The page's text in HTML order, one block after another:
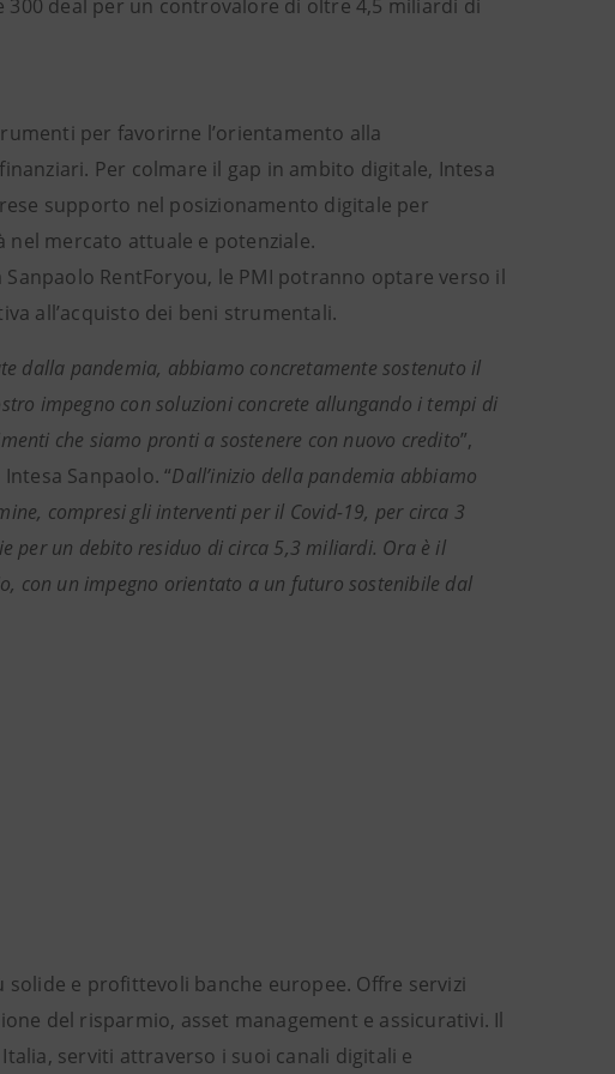
deal per un controvalore di oltre 4,5 miliardi di
per favorirne l’orientamento alla
Per colmare il gap in ambito digitale, Intesa
supporto nel posizionamento digitale per
mercato attuale e potenziale.
RentForyou, le PMI potranno optare verso il
all’acquisto dei beni strumentali.
dalla pandemia, abbiamo concretamente sostenuto il
impegno con soluzioni concrete allungando i tempi di
che siamo pronti a sostenere con nuovo credito”,
Sanpaolo. “Dall’inizio della pandemia abbiamo
compresi gli interventi per il Covid-19, per circa 3
per un debito residuo di circa 5,3 miliardi. Ora è il
con un impegno orientato a un futuro sostenibile dal
solide e profittevoli banche europee. Offre servizi
del risparmio, asset management e assicurativi. Il
serviti attraverso i suoi canali digitali e